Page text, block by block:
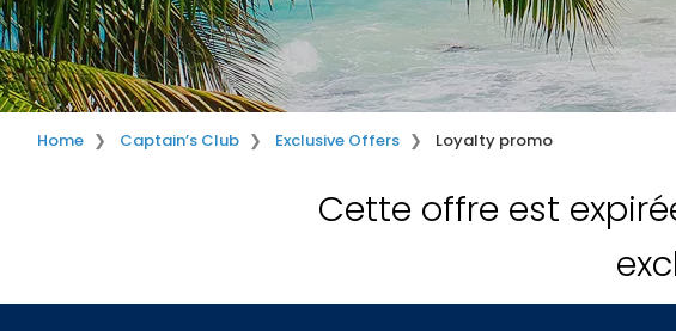
Home Captain’s Club Exclusive Offers Loyalty promo
Cette offre est